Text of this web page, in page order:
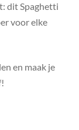
dit Spaghetti
voor elke
en maak je